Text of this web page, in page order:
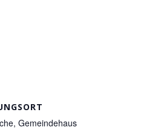
Gemeindehaus